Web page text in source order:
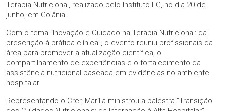
Terapia Nutricional, realizado pelo Instituto LG, no dia 20 de
junho, em Goiânia.
Com o tema “Inovação e Cuidado na Terapia Nutricional: da
prescrição à prática clínica”, o evento reuniu profissionais da
área para promover a atualização científica, o
compartilhamento de experiências e o fortalecimento da
assistência nutricional baseada em evidências no ambiente
hospitalar.
Representando o Crer, Marília ministrou a palestra “Transição